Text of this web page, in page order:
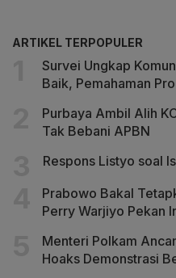
ARTIKEL TERPOPULER
Survei Ungkap
Baik, Pemahaman
Purbaya Ambil Alih
Tak Bebani APBN
Respons Listyo soal
Prabowo Bakal
Perry Warjiyo Pekan
Menteri Polkam
Hoaks Demonstrasi